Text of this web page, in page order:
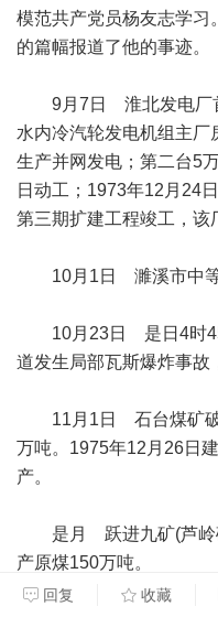
模范共产党员杨友志学习
的篇幅报道了他的事迹。
9月7日 淮北发电厂首
水内冷汽轮发电机组主
生产并网发电；第二台5
日动工；1973年12月24
第三期扩建工程竣工，该
10月1日 濉溪市中等
10月23日 是日4时45
道发生局部瓦斯爆炸事故
11月1日 石台煤矿破
万吨。1975年12月26日
产。
是月 跃进九矿(芦岭矿
产原煤150万吨。
回复 收藏